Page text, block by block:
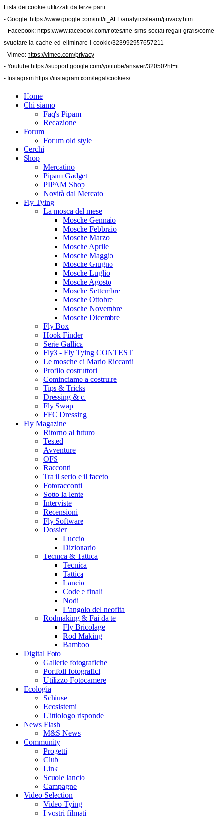
Lista dei cookie utilizzati da terze parti:
- Google: https://www.google.com/intl/it_ALL/analytics/learn/privacy.html
- Facebook: https://www.facebook.com/notes/the-sims-social-regali-gratis/come-
svuotare-la-cache-ed-eliminare-i-cookie/323992957657211
- Vimeo: https://vimeo.com/privacy
- Youtube https://support.google.com/youtube/answer/32050?hl=it
- Instagram https://instagram.com/legal/cookies/
Home
Chi siamo
Faq's Pipam
Redazione
Forum
Forum old style
Cerchi
Shop
Mercatino
Pipam Gadget
PIPAM Shop
Novità dal Mercato
Fly Tying
La mosca del mese
Mosche Gennaio
Mosche Febbraio
Mosche Marzo
Mosche Aprile
Mosche Maggio
Mosche Giugno
Mosche Luglio
Mosche Agosto
Mosche Settembre
Mosche Ottobre
Mosche Novembre
Mosche Dicembre
Fly Box
Hook Finder
Serie Gallica
Fly3 - Fly Tying CONTEST
Le mosche di Mario Riccardi
Profilo costruttori
Cominciamo a costruire
Tips & Tricks
Dressing & c.
Fly Swap
FFC Dressing
Fly Magazine
Ritorno al futuro
Tested
Avventure
OFS
Racconti
Tra il serio e il faceto
Fotoracconti
Sotto la lente
Interviste
Recensioni
Fly Software
Dossier
Luccio
Dizionario
Tecnica & Tattica
Tecnica
Tattica
Lancio
Code e finali
Nodi
L'angolo del neofita
Rodmaking & Fai da te
Fly Bricolage
Rod Making
Bamboo
Digital Foto
Gallerie fotografiche
Portfoli fotografici
Utilizzo Fotocamere
Ecologia
Schiuse
Ecosistemi
L'ittiologo risponde
News Flash
M&S News
Community
Progetti
Club
Link
Scuole lancio
Campagne
Video Selection
Video Tying
I vostri filmati